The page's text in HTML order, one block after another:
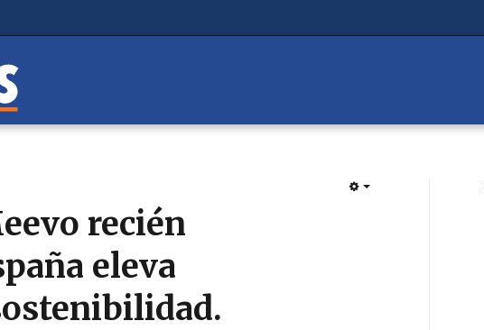
recién
eleva